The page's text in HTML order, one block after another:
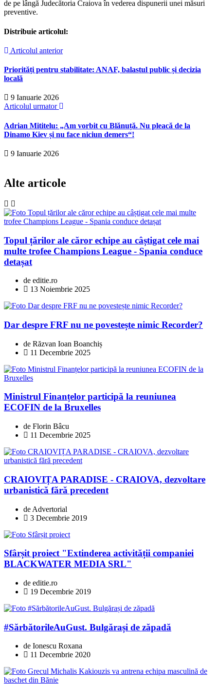
de pe lângă Judecătoria Craiova în vederea dispunerii unei măsuri
preventive.
Distribuie articolul:
Articolul anterior
Priorități pentru stabilitate: ANAF, balastul public și decizia
locală
9 Ianuarie 2026
Articolul urmator
Adrian Mititelu: „Am vorbit cu Blănuță. Nu pleacă de la
Dinamo Kiev și nu face niciun demers“!
9 Ianuarie 2026
Alte articole
Topul țărilor ale căror echipe au câștigat cele mai
multe trofee Champions League - Spania conduce
detașat
de editie.ro
13 Noiembrie 2025
Dar despre FRF nu ne povestește nimic Recorder?
de Răzvan Ioan Boanchiș
11 Decembrie 2025
Ministrul Finanțelor participă la reuniunea
ECOFIN de la Bruxelles
de Florin Bâcu
11 Decembrie 2025
CRAIOVIȚA PARADISE - CRAIOVA, dezvoltare
urbanistică fără precedent
de Advertorial
3 Decembrie 2019
Sfârșit proiect "Extinderea activității companiei
BLACKWATER MEDIA SRL"
de editie.ro
19 Decembrie 2019
#SărbătorileAuGust. Bulgărași de zăpadă
de Ionescu Roxana
11 Decembrie 2020